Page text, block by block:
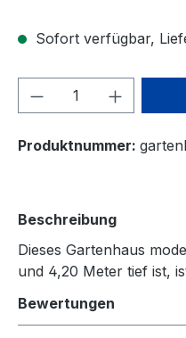
Sofort verfügbar,
Produkt Anzahl:
Produktnummer:
Beschreibung
Dieses Gartenhaus
und 4,20 Meter tief ist,
Bewertungen